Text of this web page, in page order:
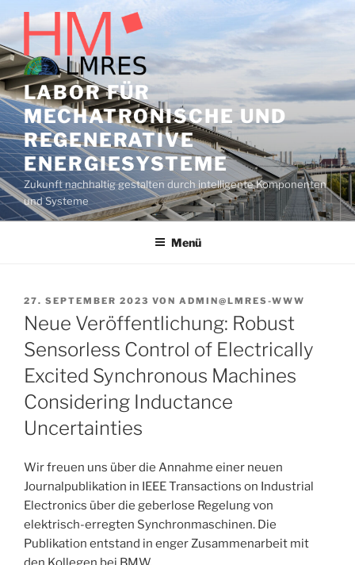
Zum
Inhalt
springen
LABOR FÜR
MECHATRONISCHE UND
REGENERATIVE
ENERGIESYSTEME
Zukunft nachhaltig gestalten durch intelligente Komponenten
und Systeme
Menü
VERÖFFENTLICHT
AM
27. SEPTEMBER 2023 VON ADMIN@LMRES-WWW
Neue Veröffentlichung: Robust
Sensorless Control of Electrically
Excited Synchronous Machines
Considering Inductance
Uncertainties
Wir freuen uns über die Annahme einer neuen
Journalpublikation in IEEE Transactions on Industrial
Electronics über die geberlose Regelung von
elektrisch-erregten Synchronmaschinen. Die
Publikation entstand in enger Zusammenarbeit mit